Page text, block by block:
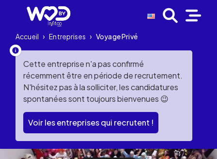
Accueil › Entreprises › Voyage Privé
Cette entreprise n'a pas confirmé
récemment être en période de recrutement.
N'hésitez pas à la solliciter, les candidatures
spontanées sont toujours bienvenues 😉
Voir les entreprises qui recrutent !